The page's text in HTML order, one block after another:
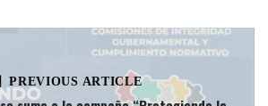
PREVIOUS ARTICLE